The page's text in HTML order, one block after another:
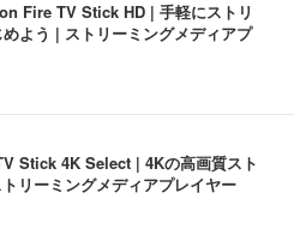
Fire TV Stick HD | 手軽にストリ
よう | ストリーミングメディアプ
Stick 4K Select | 4Kの高画質スト
リーミングメディアプレイヤー